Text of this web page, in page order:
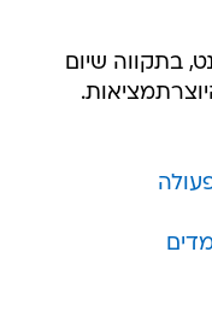
בתקווה שיום